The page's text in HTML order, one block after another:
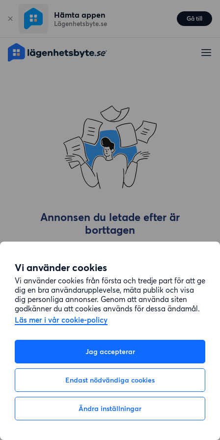
Vi använder cookies
Vi använder cookies från första och tredje part för att ge
dig en bra användarupplevelse, mäta publik och visa
dig personliga annonser. Genom att använda siten
godkänner du att cookies används för dessa ändamål.
Läs mer i vår cookie-policy
Jag accepterar
Endast nödvändiga cookies
Ändra inställningar
Hämta appen
Lägenhetsbyte.se
Gå till
Annonsen du letade efter är
borttagen
Gå till sök